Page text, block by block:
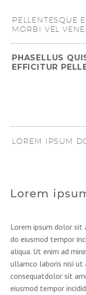
PELLENTESQUE
MORBI VEL
PHASELLUS
EFFICITUR
LOREM IPSUM
Lorem
Lorem ipsum dolor sit
do eiusmod tempor
aliqua. Ut enim ad
ullamco laboris nisi ut
consequatdolor sit
eiusmod tempor